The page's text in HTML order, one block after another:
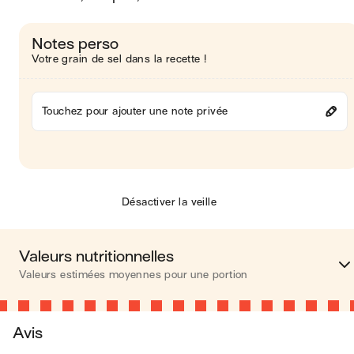
Notes perso
Votre grain de sel dans la recette !
Touchez pour ajouter une note privée
Désactiver la veille
Valeurs nutritionnelles
Valeurs estimées moyennes pour une portion
Calories 86
Avis